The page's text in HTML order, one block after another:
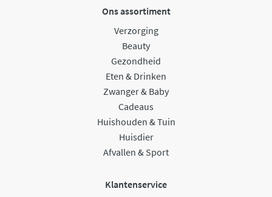
Ons assortiment
Verzorging
Beauty
Gezondheid
Eten & Drinken
Zwanger & Baby
Cadeaus
Huishouden & Tuin
Huisdier
Afvallen & Sport
Klantenservice